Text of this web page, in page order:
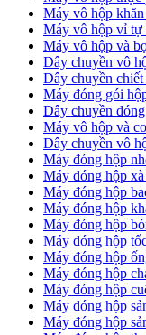
Máy vô hộp
Máy vô hộp vỉ tự
Máy vô hộp và
Dây chuyền vô
Dây chuyền
Máy đóng gói
Dây chuyền
Máy vô hộp và
Dây chuyền vô
Máy đóng hộp
Máy đóng hộp
Máy đóng hộp
Máy đóng hộp
Máy đóng hộp
Máy đóng hộp
Máy đóng hộp
Máy đóng hộp
Máy đóng hộp
Máy đóng hộp
Máy đóng hộp